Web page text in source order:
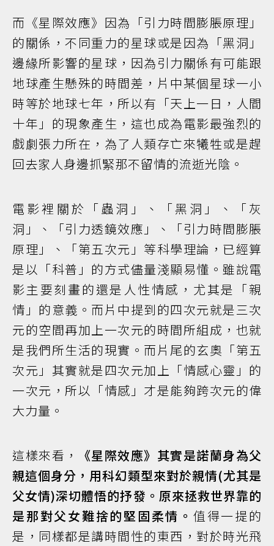
而《星際效應》因為「引力時間膨脹原理」
的關係，不同重力的星球或是因為「黑洞」
邊緣所影響的星球，因為引力關係有可能跟
地球產生懸殊的時間差，片中某個星球一小
時等於地球七年，所以有「天上一日，人間
十年」的現象產生，這也成為電影最強烈的
戲劇張力所在，為了人類存亡來犧牲或是趕
回去家人身邊抓緊那不留情的流逝光陰。
電影裡關於「蟲洞」、「黑洞」、「灰
洞」、「引力透鏡效應」、「引力時間膨脹
原理」、「第五次元」等科學理論，已經算
是以「科普」的方式儘量淺顯易懂。雖說電
影主要刻畫的還是人性情感，尤其是「親
情」的意義。而片中提到的四次元就是三次
元的空間再加上一次元的時間所組成，也就
是我們所生活的現實。而片尾的玄奧「第五
次元」其實就是四次元加上「情感心靈」的
一次元，所以「情感」才是能夠跨次元的偉
大力量。
這樣來看，
《星際效應》其實是諾蘭身為父
親這個身分，用科幻類型來對於親情(尤其是
父女情)深切體悟的抒發。原來拯救世界靠的
是那對父女難捨的堅固柔情。 值得一提的
是，同樣都是講時間性的東西，對於時光飛